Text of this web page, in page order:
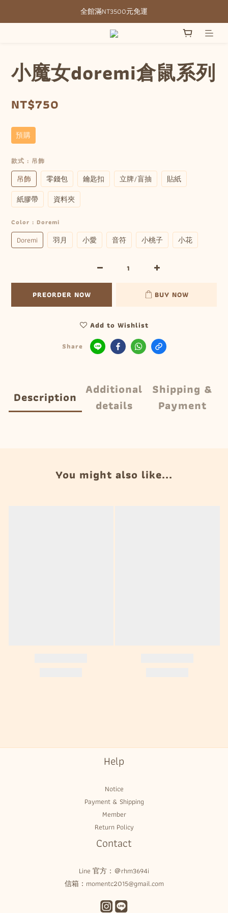
全館滿NT3500元免運
全館滿NT3500元免運
部分現貨＋預購20-30天不含假日
小魔女doremi倉鼠系列
NT$750
預購
款式 : 吊飾
吊飾 零錢包 鑰匙扣 立牌/盲抽
貼紙
紙膠帶
資料夾
Color : Doremi
Doremi 羽月 小愛 音符 小桃子 小花
PREORDER NOW BUY NOW
Add to Wishlist
Share
Description Additional
details
Shipping &
Payment
You might also like...
Help
Notice
Payment & Shipping
Member
Return Policy
Contact
Line 官方： ＠rhm3694i
信箱：momentc2015@gmail.com